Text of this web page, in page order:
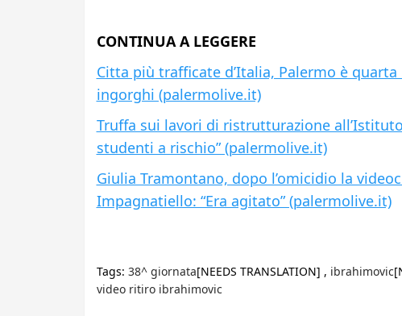
CONTINUA A LEGGERE
Citta più trafficate d’Italia, Palermo è
ingorghi (palermolive.it)
Truffa sui lavori di ristrutturazione
studenti a rischio” (palermolive.it)
Giulia Tramontano, dopo l’omicidio la
Impagnatiello: “Era agitato” (palermolive.it)
Tags: 38^ giornata[NEEDS TRANSLATION] , ibrahimovic
video ritiro ibrahimovic